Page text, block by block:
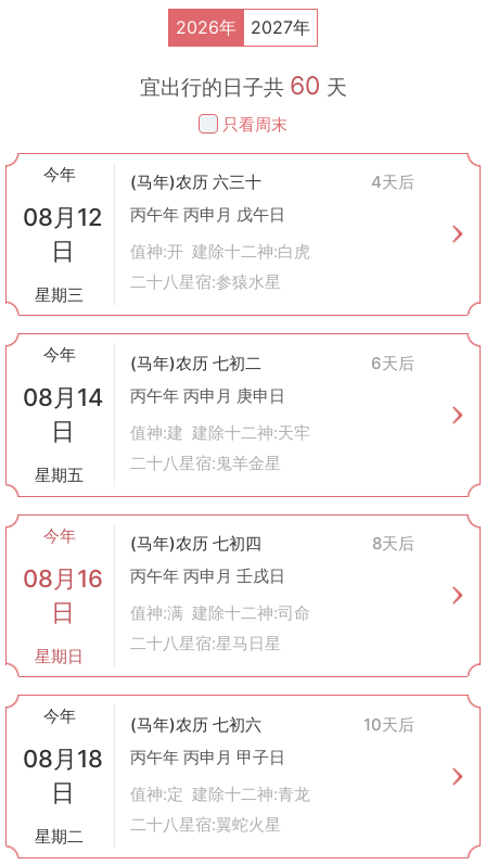
：一般黄历上会直接标出哪些日子是“宜出行”的。
：如逢“四绝日”、“四离日”、“红沙日”等被认为是不宜出行
：有些情况下还会结合出行人的生辰八字（即出生的
：有的时候还需要考虑到出行的方向是否与当天的“吉
方”相符。
出行前的准备事项
除了挑选吉日之外，在传统习俗里，出行前还有一些准备工作需要
注意：
祭拜祖先或路神
：通过祈祷获得保佑。
：确保行李齐全，并做好相应的安全措施。
告别亲友：向家人朋友告知自己的行程，并得到他们的祝福。
注意天气预报：虽然这不是传统意义上的做法，但在现代社会中非
常重要。
现代社会中的应用
尽管现代社会科技进步，交通便捷，但许多人仍然保留着查看黄历
选日子的习惯。尤其是在重大事件如出国旅行、重要商务考察等情
况下，人们还是会倾向于选择一个好日子出发，以求得心理上的安
慰和支持。
总的来说，虽然现代社会已经发生了巨大变化，但中国传统文化中
关于出行的一些观念仍然被部分人所遵循，成为了一种文化和精神
上的寄托。当然，在实际操作过程中，更重要的是做好充分的物质
2026年 2027年
宜出行的日子共 60 天
只看周末
今年
08月12
日
星期三
(马年)农历 六三十
4天后
丙午年 丙申月 戊午日
值神:开 建除十二神:白虎
二十八星宿:参猿水星
今年
08月14
日
星期五
(马年)农历 七初二
6天后
丙午年 丙申月 庚申日
值神:建 建除十二神:天牢
二十八星宿:鬼羊金星
今年
08月16
日
星期日
(马年)农历 七初四
8天后
丙午年 丙申月 壬戌日
值神:满 建除十二神:司命
二十八星宿:星马日星
今年
08月18
日
星期二
(马年)农历 七初六
10天后
丙午年 丙申月 甲子日
值神:定 建除十二神:青龙
二十八星宿:翼蛇火星